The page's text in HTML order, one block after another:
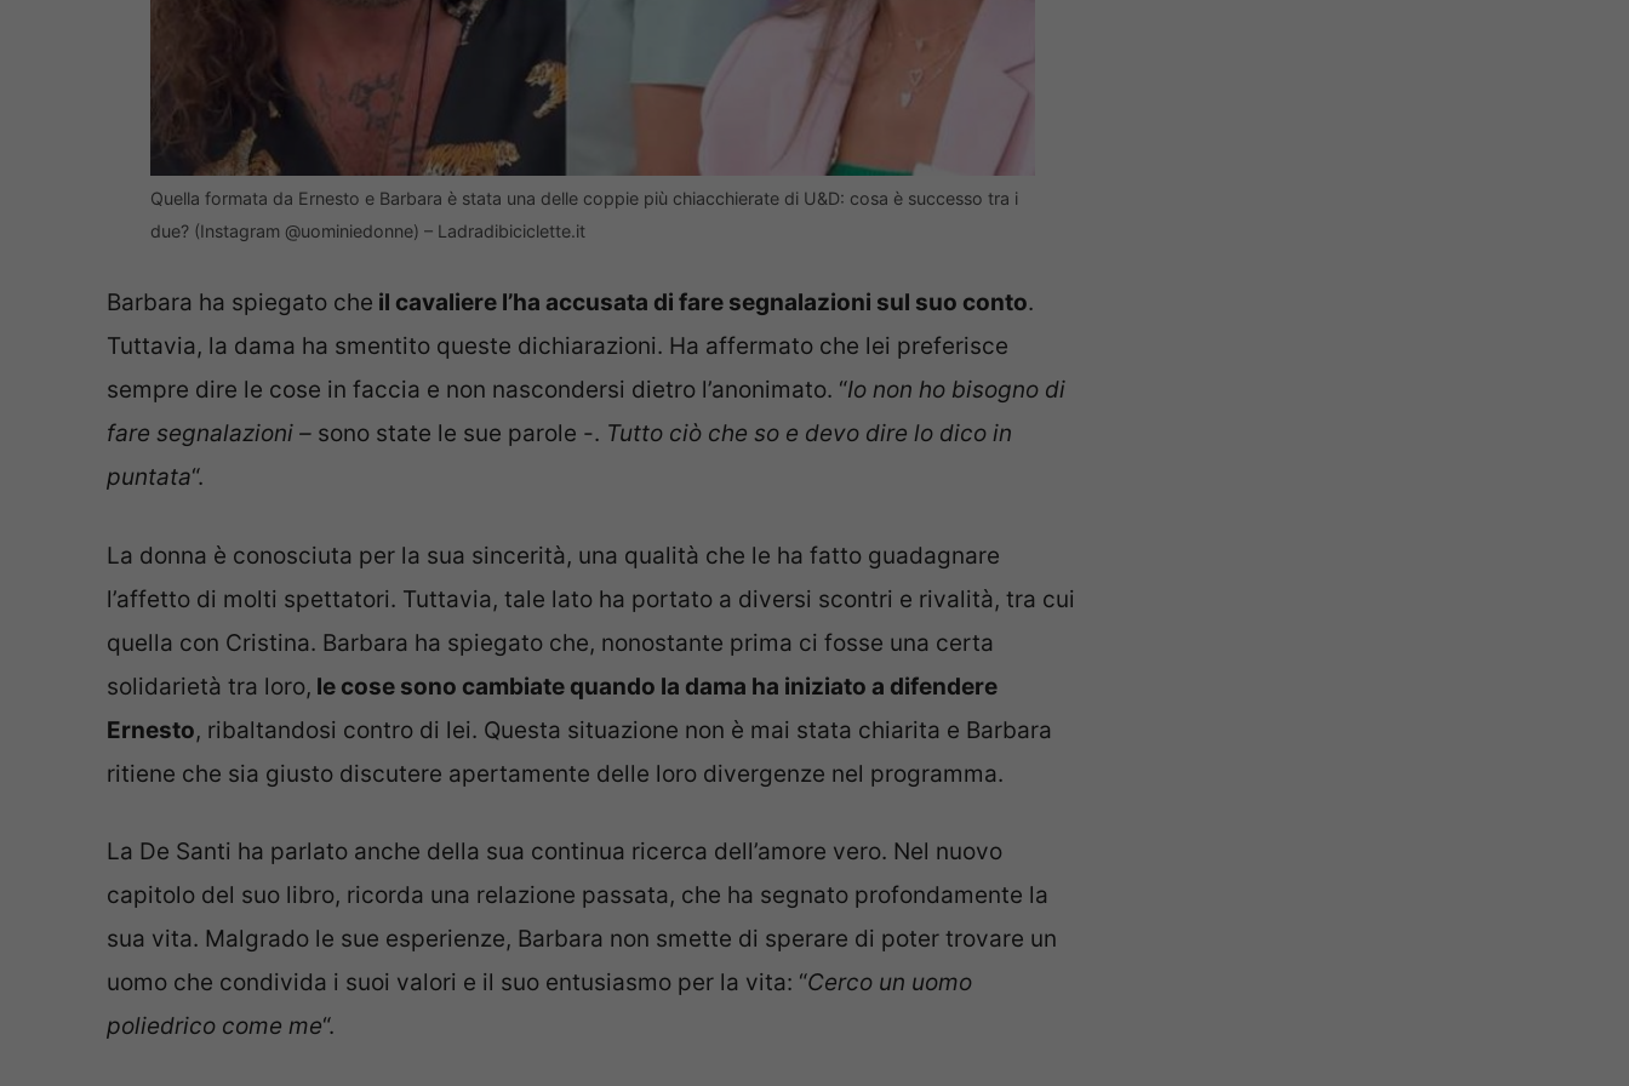
Quella formata da Ernesto e Barbara è stata una delle coppie più chiacchierate di U&D: cosa è successo tra i
due? (Instagram @uominiedonne) – Ladradibiciclette.it
Barbara ha spiegato che il cavaliere l’ha accusata di fare segnalazioni sul suo conto.
Tuttavia, la dama ha smentito queste dichiarazioni. Ha affermato che lei preferisce
sempre dire le cose in faccia e non nascondersi dietro l’anonimato. “Io non ho bisogno di
fare segnalazioni – sono state le sue parole -. Tutto ciò che so e devo dire lo dico in
puntata“.
La donna è conosciuta per la sua sincerità, una qualità che le ha fatto guadagnare
l’affetto di molti spettatori. Tuttavia, tale lato ha portato a diversi scontri e rivalità, tra cui
quella con Cristina. Barbara ha spiegato che, nonostante prima ci fosse una certa
solidarietà tra loro, le cose sono cambiate quando la dama ha iniziato a difendere
Ernesto, ribaltandosi contro di lei. Questa situazione non è mai stata chiarita e Barbara
ritiene che sia giusto discutere apertamente delle loro divergenze nel programma.
La De Santi ha parlato anche della sua continua ricerca dell’amore vero. Nel nuovo
capitolo del suo libro, ricorda una relazione passata, che ha segnato profondamente la
sua vita. Malgrado le sue esperienze, Barbara non smette di sperare di poter trovare un
uomo che condivida i suoi valori e il suo entusiasmo per la vita: “Cerco un uomo
poliedrico come me“.